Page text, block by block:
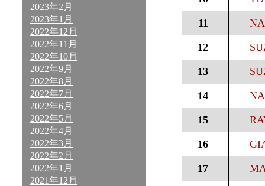
2023年2月
2023年1月
2022年12月
2022年11月
2022年10月
2022年9月
2022年8月
2022年7月
2022年6月
2022年5月
2022年4月
2022年3月
2022年2月
2022年1月
2021年12月
11
12
13
14
15
16
17